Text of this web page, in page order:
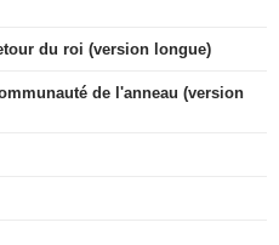
du roi (version longue)
de l'anneau (version